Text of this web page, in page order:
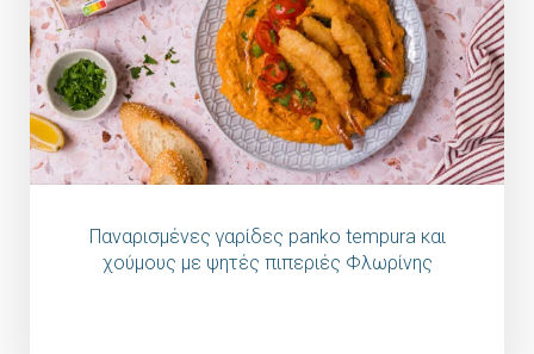
Παναρισμένες γαρίδες panko tempura και
χούμους με ψητές πιπεριές Φλωρίνης